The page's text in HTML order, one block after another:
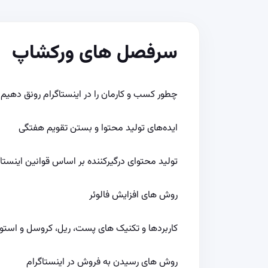
سرفصل های ورکشاپ
چطور کسب و کارمان را در اینستاگرام رونق دهیم
ایده‌های تولید محتوا و بستن تقویم هفتگی
تولید محتوای درگیرکننده بر اساس قوانین
روش های افزایش فالوئر
کاربردها و تکنیک های پست، ریل، کروسل و
روش های رسیدن به فروش در اینستاگرام